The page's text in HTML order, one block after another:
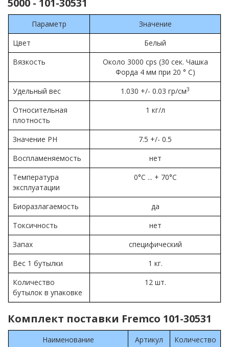
5000 - 101-30531
Параметр
Значение
Цвет
Белый
Вязкость
Около 3000 cps (30 сек. Чашка
Форда 4 мм при 20 ° C)
Удельный вес
1.030 +/- 0.03 гр/см3
Относительная
плотность
1 кг/л
Значение PH
7.5 +/- 0.5
Воспламеняемость
нет
Температура
эксплуатации
0°C ... + 70°C
Биоразлагаемость
да
Токсичность
нет
Запах
специфический
Вес 1 бутылки
1 кг.
Количество
бутылок в упаковке
12 шт.
Комплект поставки Fremco 101-30531
Наименование Артикул
Количество